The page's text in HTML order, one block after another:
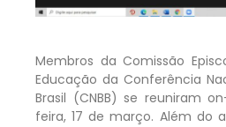
Membros da Comissão
Educação da Conferência
Brasil (CNBB) se reuniram
feira, 17 de março. Além do